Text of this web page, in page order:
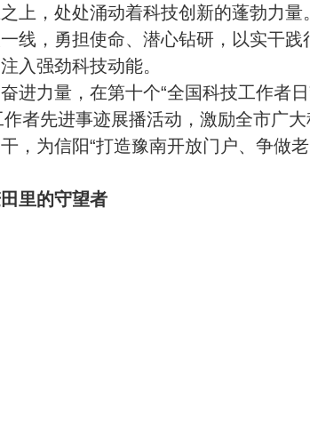
上，处处涌动着科技创新的蓬勃力量
线，勇担使命、潜心钻研，以实干践
入强劲科技动能。
进力量，在第十个“全国科技工作者日
者先进事迹展播活动，激励全市广
，为信阳“打造豫南开放门户、争做
里的守望者